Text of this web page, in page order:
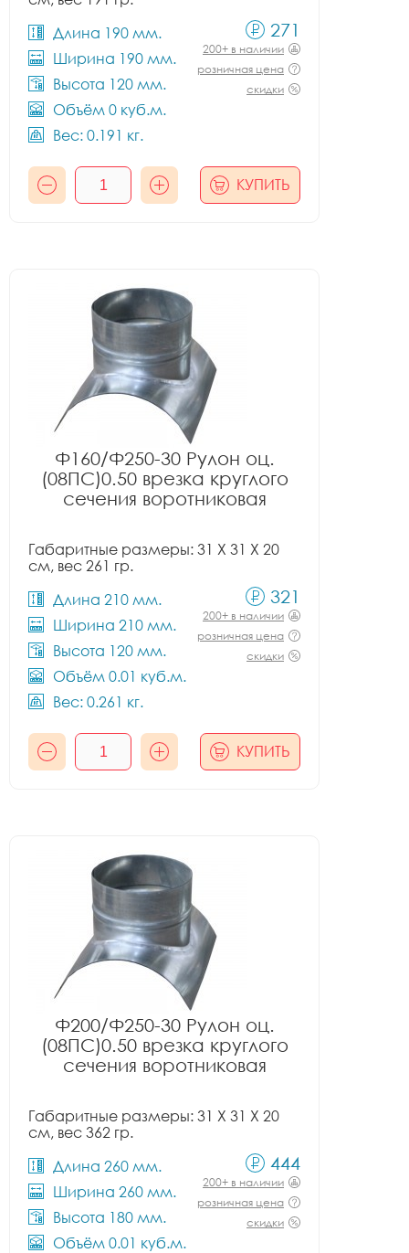
Длина 190 мм.
Ширина 190 мм.
Высота 120 мм.
Объём 0 куб.м.
Вес: 0.191 кг.
271
200+ в наличии
розничная цена
скидки
КУПИТЬ
Ф160/Ф250-30 Рулон оц.
(08ПС)0.50 врезка круглого
сечения воротниковая
Габаритные размеры: 31 X 31 X 20
см, вес 261 гр.
Длина 210 мм.
Ширина 210 мм.
Высота 120 мм.
Объём 0.01 куб.м.
Вес: 0.261 кг.
321
200+ в наличии
розничная цена
скидки
КУПИТЬ
Ф200/Ф250-30 Рулон оц.
(08ПС)0.50 врезка круглого
сечения воротниковая
Габаритные размеры: 31 X 31 X 20
см, вес 362 гр.
Длина 260 мм.
Ширина 260 мм.
Высота 180 мм.
Объём 0.01 куб.м.
444
200+ в наличии
розничная цена
скидки